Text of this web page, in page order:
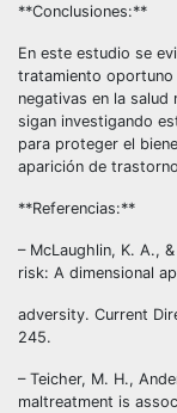
**Conclusiones:**
En este estudio se
tratamiento oportuno
negativas en la salud
sigan investigando
para proteger el
aparición de
**Referencias:**
– McLaughlin, K. A.,
risk: A dimensional
adversity. Current
245.
– Teicher, M. H.,
maltreatment is